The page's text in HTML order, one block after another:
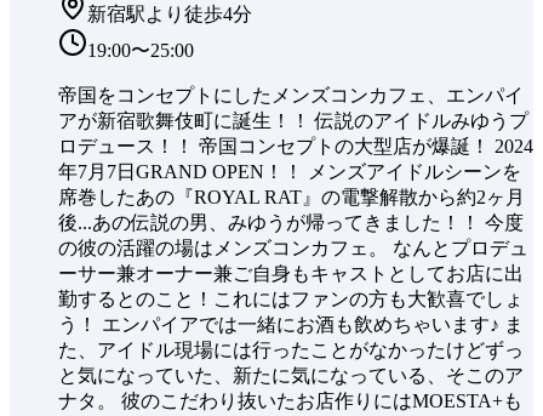
新宿駅より徒歩4分
19:00〜25:00
帝国をコンセプトにしたメンズコンカフェ、エンパイ
アが新宿歌舞伎町に誕生！！ 伝説のアイドルみゆうプ
ロデュース！！ 帝国コンセプトの大型店が爆誕！ 2024
年7月7日GRAND OPEN！！ メンズアイドルシーンを
席巻したあの『ROYAL RAT』の電撃解散から約2ヶ月
後...あの伝説の男、みゆうが帰ってきました！！ 今度
の彼の活躍の場はメンズコンカフェ。 なんとプロデュ
ーサー兼オーナー兼ご自身もキャストとしてお店に出
勤するとのこと！これにはファンの方も大歓喜でしょ
う！ エンパイアでは一緒にお酒も飲めちゃいます♪ ま
た、アイドル現場には行ったことがなかったけどずっ
と気になっていた、新たに気になっている、そこのア
ナタ。 彼のこだわり抜いたお店作りにはMOESTA+も